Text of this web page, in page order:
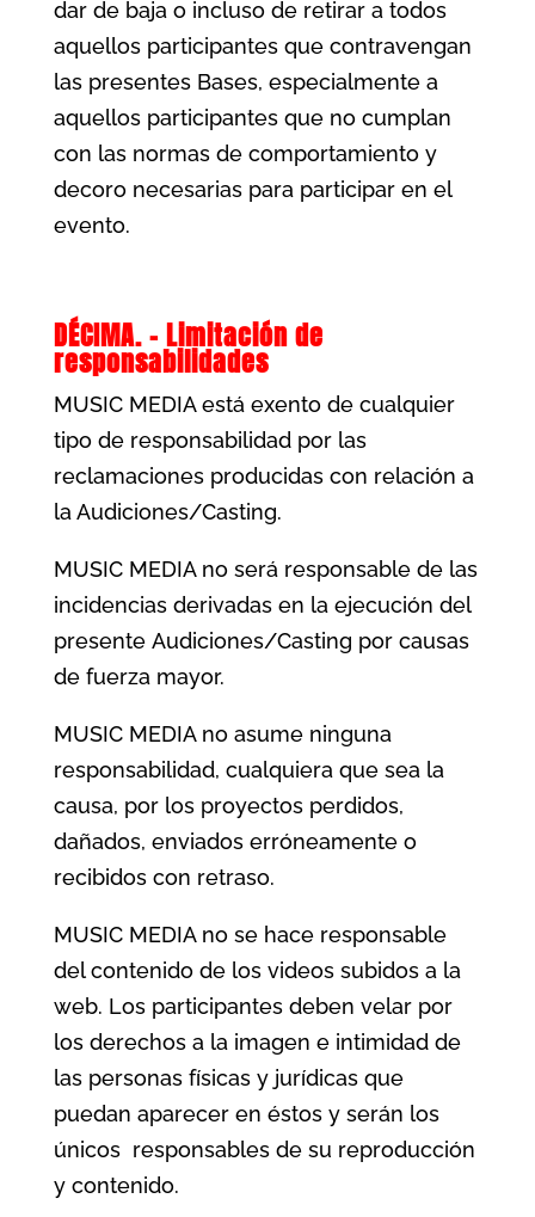
dar de baja o incluso de retirar a todos
aquellos participantes que contravengan
las presentes Bases, especialmente a
aquellos participantes que no cumplan
con las normas de comportamiento y
decoro necesarias para participar en el
evento.
DÉCIMA. – Limitación de
responsabilidades
MUSIC MEDIA está exento de cualquier
tipo de responsabilidad por las
reclamaciones producidas con relación a
la Audiciones/Casting.
MUSIC MEDIA no será responsable de las
incidencias derivadas en la ejecución del
presente Audiciones/Casting por causas
de fuerza mayor.
MUSIC MEDIA no asume ninguna
responsabilidad, cualquiera que sea la
causa, por los proyectos perdidos,
dañados, enviados erróneamente o
recibidos con retraso.
MUSIC MEDIA no se hace responsable
del contenido de los videos subidos a la
web. Los participantes deben velar por
los derechos a la imagen e intimidad de
las personas físicas y jurídicas que
puedan aparecer en éstos y serán los
únicos responsables de su reproducción
y contenido.